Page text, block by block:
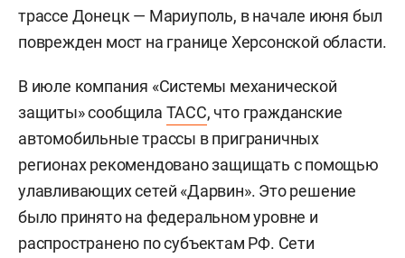
трассе Донецк — Мариуполь, в начале июня был
поврежден мост на границе Херсонской области.
В июле компания «Системы механической
защиты» сообщила ТАСС, что гражданские
автомобильные трассы в приграничных
регионах рекомендовано защищать с помощью
улавливающих сетей «Дарвин». Это решение
было принято на федеральном уровне и
распространено по субъектам РФ. Сети